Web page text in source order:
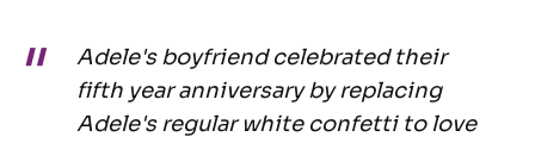
Adele's boyfriend celebrated their
fifth year anniversary by replacing
Adele's regular white confetti to love